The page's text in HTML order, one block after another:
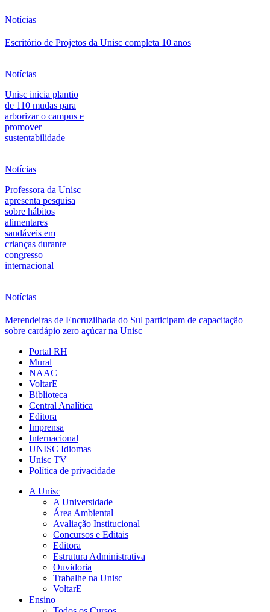
Notícias
Escritório de Projetos da Unisc completa 10 anos
Notícias
Unisc inicia plantio
de 110 mudas para
arborizar o campus e
promover
sustentabilidade
Notícias
Professora da Unisc
apresenta pesquisa
sobre hábitos
alimentares
saudáveis em
crianças durante
congresso
internacional
Notícias
Merendeiras de Encruzilhada do Sul participam de capacitação
sobre cardápio zero açúcar na Unisc
Portal RH
Mural
NAAC
VoltarE
Biblioteca
Central Analítica
Editora
Imprensa
Internacional
UNISC Idiomas
Unisc TV
Política de privacidade
A Unisc
A Universidade
Área Ambiental
Avaliação Institucional
Concursos e Editais
Editora
Estrutura Administrativa
Ouvidoria
Trabalhe na Unisc
VoltarE
Ensino